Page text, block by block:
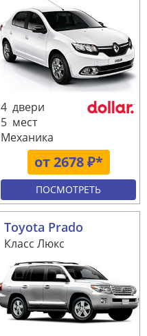
от 2678 ₽*
4 двери
5 мест
Механика
ПОСМОТРЕТЬ
Toyota Prado
Класс Люкс